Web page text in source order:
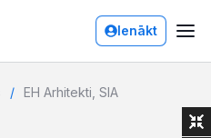
Ienākt
EH Arhitekti, SIA